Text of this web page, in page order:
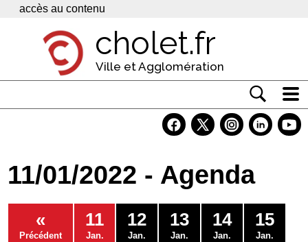
Panneau de gestion des cookies
accès au contenu
cholet.fr
Ville et Agglomération
Economie
Services
Contacts
11/01/2022 - Agenda
«
Précédent
11
Jan.
12
Jan.
13
Jan.
14
Jan.
15
Jan.